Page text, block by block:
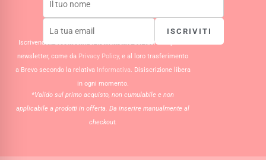
ISCRIVITI
Iscrivendoti acconsenti al trattamento dei tuoi dati per la
newsletter, come da Privacy Policy, e al loro trasferimento
a Brevo secondo la relativa Informativa. Disiscrizione libera
in ogni momento.
*Valido sul primo acquisto, non cumulabile e non
applicabile a prodotti in offerta. Da inserire manualmente al
checkout.